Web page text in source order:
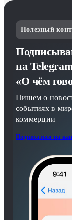
Полезный
на
«О чём
Пишем о
событиях в
коммерции
Подписаться на